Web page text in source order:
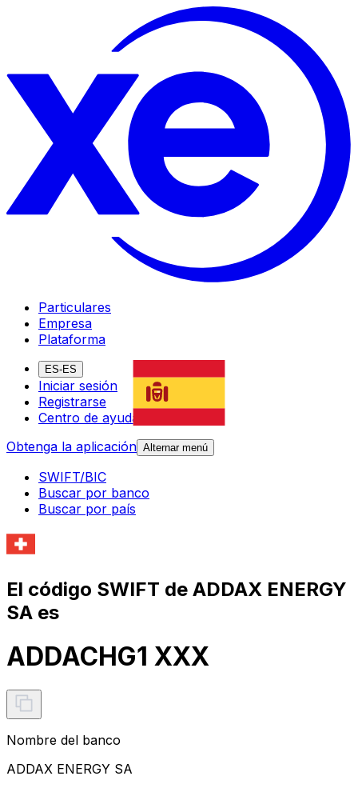
Particulares
Empresa
Plataforma
ES-ES
Iniciar sesión
Registrarse
Centro de ayuda
Obtenga la aplicación Alternar menú
SWIFT/BIC
Buscar por banco
Buscar por país
El código SWIFT de ADDAX ENERGY
SA es
ADDACHG1 XXX
Nombre del banco
ADDAX ENERGY SA